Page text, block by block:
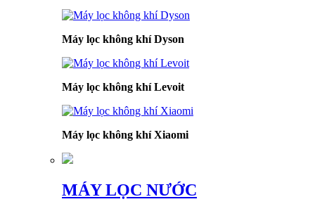
Máy lọc không khí Dyson
Máy lọc không khí Levoit
Máy lọc không khí Xiaomi
MÁY LỌC NƯỚC